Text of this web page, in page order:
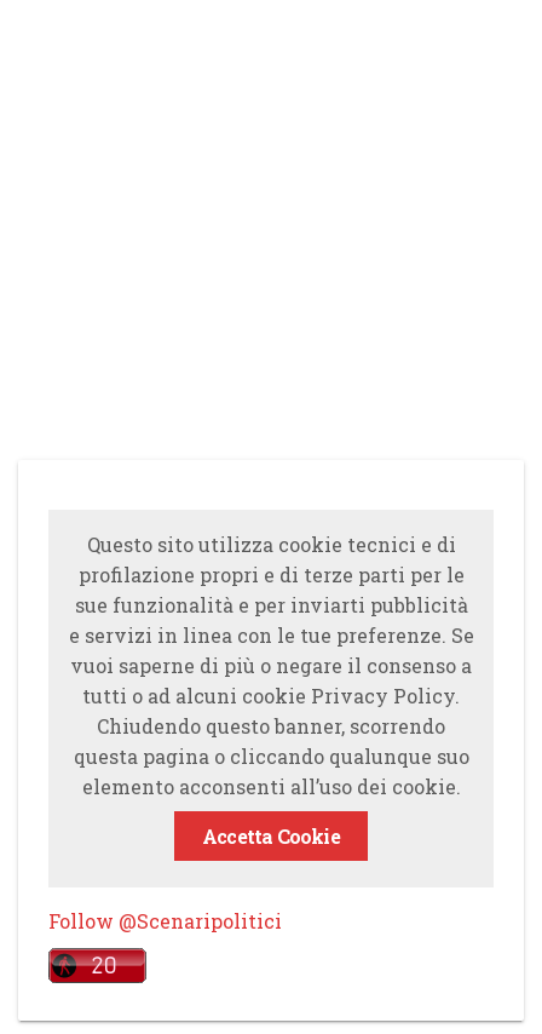
Questo sito utilizza cookie tecnici e di
profilazione propri e di terze parti per le
sue funzionalità e per inviarti pubblicità
e servizi in linea con le tue preferenze. Se
vuoi saperne di più o negare il consenso a
tutti o ad alcuni cookie Privacy Policy.
Chiudendo questo banner, scorrendo
questa pagina o cliccando qualunque suo
elemento acconsenti all’uso dei cookie.
Accetta Cookie
Follow @Scenaripolitici